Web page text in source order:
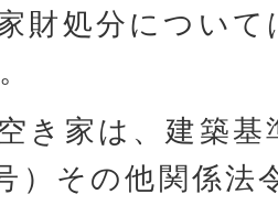
財処分につい
き家は、建築
）その他関係法